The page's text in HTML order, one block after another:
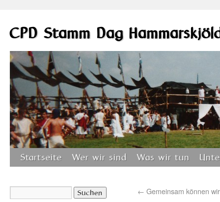
CPD Stamm Dag
Startseite Wer wir sind Was wir tun
← Gemeinsam können